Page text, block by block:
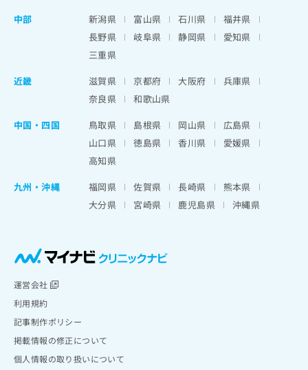
中部
新潟県 富山県 石川県
福井県
長野県
岐阜県 静岡県
愛知県
三重県
近畿
滋賀県 京都府 大阪府
兵庫県
奈良県
和歌山県
中国・四国
鳥取県 島根県 岡山県
広島県
山口県
徳島県 香川県
愛媛県
高知県
九州・沖縄
福岡県 佐賀県 長崎県
熊本県
大分県
宮崎県 鹿児島県 沖縄県
運営会社
利用規約
記事制作ポリシー
掲載情報の修正について
個人情報の取り扱いについて